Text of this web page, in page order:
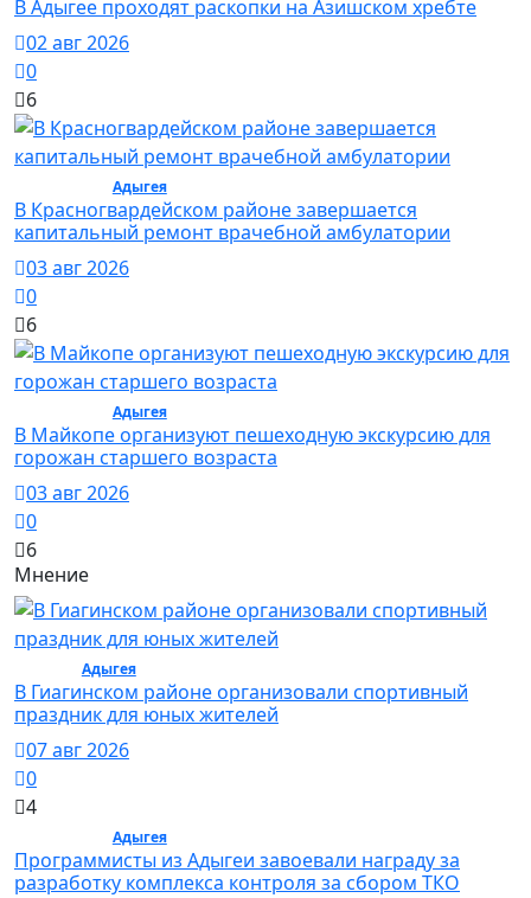
В Адыгее проходят раскопки на Азишском хребте
02 авг 2026
0
6
Адыгея/ Общество
В Красногвардейском районе завершается
капитальный ремонт врачебной амбулатории
03 авг 2026
0
6
Адыгея/ Общество
В Майкопе организуют пешеходную экскурсию для
горожан старшего возраста
03 авг 2026
0
6
Мнение
Адыгея/ Спорт
В Гиагинском районе организовали спортивный
праздник для юных жителей
07 авг 2026
0
4
Адыгея/ Общество
Программисты из Адыгеи завоевали награду за
разработку комплекса контроля за сбором ТКО